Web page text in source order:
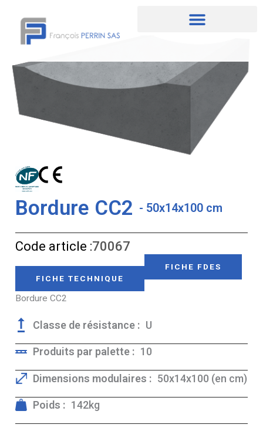
contenu
Bordure CC2 - 50x14x100 cm
Code article :70067
FICHE TECHNIQUE
FICHE FDES
Bordure CC2
Classe de résistance : U
Produits par palette : 10
Dimensions modulaires : 50x14x100 (en cm)
Poids : 142kg